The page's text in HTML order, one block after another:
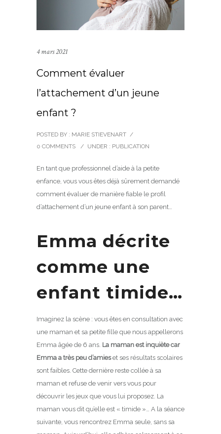
4 mars 2021
Comment évaluer
l’attachement d’un jeune
enfant ?
POSTED BY : MARIE STIEVENART /
0 COMMENTS
/ UNDER : PUBLICATION
En tant que professionnel d’aide à la petite
enfance, vous vous êtes déjà sûrement demandé
comment évaluer de manière fiable le profil
d’attachement d’un jeune enfant à son parent…
Emma décrite
comme une
enfant timide…
Imaginez la scène : vous êtes en consultation avec
une maman et sa petite fille que nous appellerons
Emma âgée de 6 ans. La maman est inquiète car
Emma a très peu d’amieset ses résultats scolaires
sont faibles. Cette dernière reste collée à sa
maman et refuse de venir vers vous pour
découvrir les jeux que vous lui proposez. La
maman vous dit qu’elle est « timide »… A la séance
suivante, vous rencontrez Emma seule, sans sa